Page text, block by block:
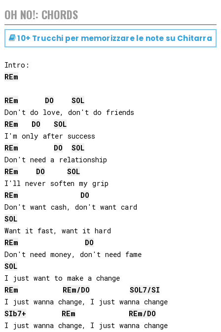
OH NO!: CHORDS
10+ Trucchi per memorizzare le note su Chitarra
REm
REm DO
SOL
REm DO
SOL
REm DO
SOL
REm DO
SOL
REm
DO
SOL
REm
DO
Don't need money, don't need fame
SOL
I just want to make a change
REm REm/DO SOL7/SI
I just wanna change, I just wanna change
SIb7+ REm REm/DO
I just wanna change, I just wanna change